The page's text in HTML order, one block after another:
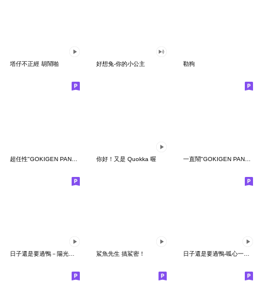
塔仔不正經 胡鬧啪 好想兔-你的小公主 勒狗
你好！又是 Quokka 喔 一直鬧"GOKIGEN PANDA" 台灣版
鯊魚先生 搞鯊密！ 日子還是要過鴨-呱心一下鴨